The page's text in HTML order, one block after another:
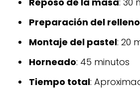
Preparación del relleno
Montaje del pastel: 20
Horneado: 45 minutos
Tiempo total: